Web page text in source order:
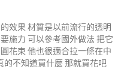
效果 材質是以前流行的透明
施力 可以參考國外做法 把它
花束 他也很適合拉一條在中
不知道買什麼 那就買花吧